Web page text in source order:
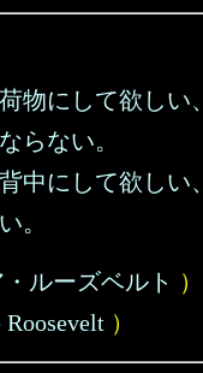
物にして欲しい、
らない。
中にして欲しい、
。
ルーズベルト ）
Roosevelt ）